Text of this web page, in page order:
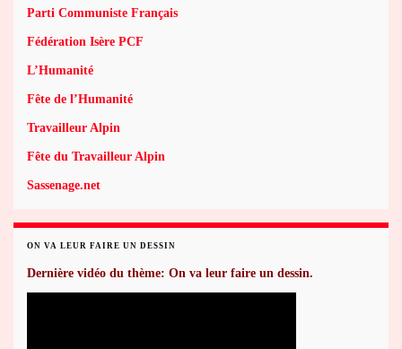
Parti Communiste Français
Fédération Isère PCF
L’Humanité
Fête de l’Humanité
Travailleur Alpin
Fête du Travailleur Alpin
Sassenage.net
ON VA LEUR FAIRE UN DESSIN
Dernière vidéo du thème: On va leur faire un dessin.